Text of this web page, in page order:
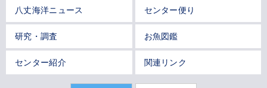
八丈海洋ニュース センター便り
研究・調査 お魚図鑑
センター紹介 関連リンク